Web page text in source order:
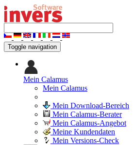
Toggle navigation
Mein Calamus
Mein Calamus
Mein Download-Bereich
Mein Calamus-Berater
Mein Calamus-Angebot
Meine Kundendaten
Mein Versions-Check